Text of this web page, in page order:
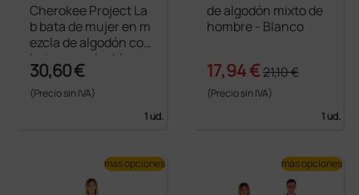
Cherokee Project La
b bata de mujer en m
ezcla de algodón con
botones color blanc
o
30,60 €
(Precio sin IVA)
1 ud.
de algodón mixto de
hombre - Blanco
17,94 €21,10 €
(Precio sin IVA)
1 ud.
más opciones más opciones